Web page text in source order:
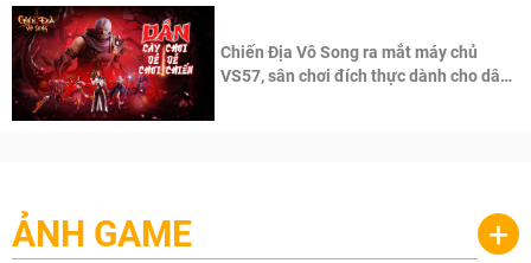
Chiến Địa Vô Song ra mắt máy chủ
VS57, sân chơi đích thực dành cho dân
ẢNH GAME +